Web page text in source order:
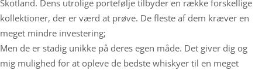
Skotland. Dens utrolige portefølje tilbyder en række forskellige
kollektioner, der er værd at prøve. De fleste af dem kræver en
meget mindre investering;
Men de er stadig unikke på deres egen måde. Det giver dig og
mig mulighed for at opleve de bedste whiskyer til en meget